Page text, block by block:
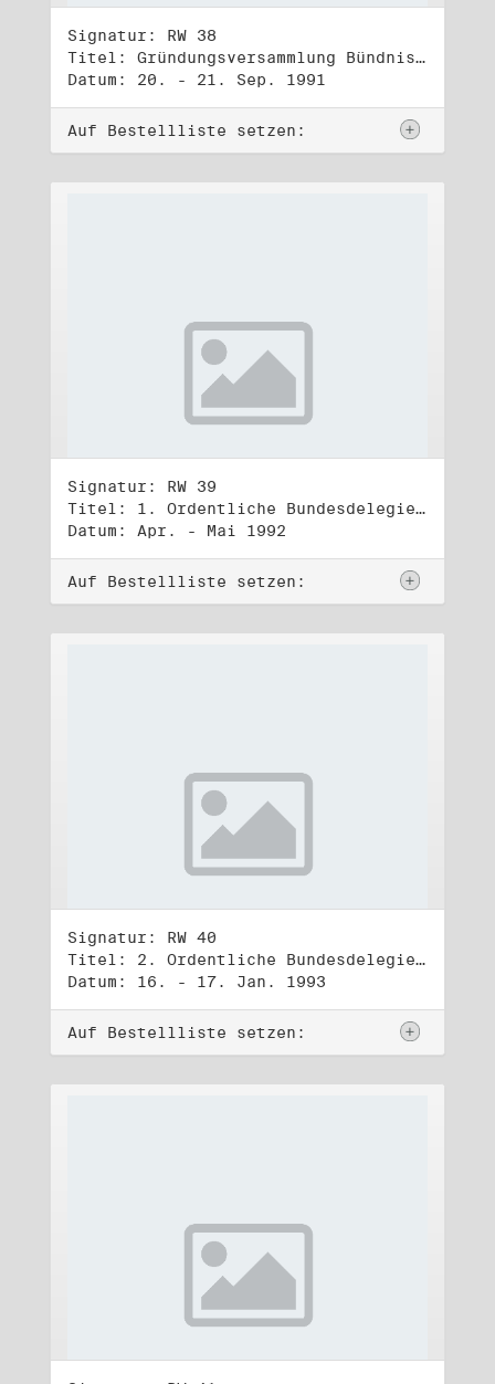
Signatur: RW 38
Titel: Gründungsversammlung Bündnis 90
Datum: 20. - 21. Sep. 1991
Auf Bestellliste setzen:
Signatur: RW 39
Titel: 1. Ordentliche Bundesdelegiertenversammlung (1.-3.5.1992)
Datum: Apr. - Mai 1992
Auf Bestellliste setzen:
Signatur: RW 40
Titel: 2. Ordentliche Bundesdelegiertenversammlung (16.-17.1.1993)
Datum: 16. - 17. Jan. 1993
Auf Bestellliste setzen: